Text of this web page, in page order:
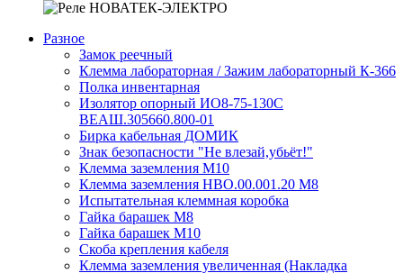
Разное
Замок реечный
Клемма лабораторная / Зажим лабораторный К-366
Полка инвентарная
Изолятор опорный ИО8-75-130С
ВЕАШ.305660.800-01
Бирка кабельная ДОМИК
Знак безопасности "Не влезай,убьёт!"
Клемма заземления М10
Клемма заземления НВО.00.001.20 М8
Испытательная клеммная коробка
Гайка барашек М8
Гайка барашек М10
Скоба крепления кабеля
Клемма заземления увеличенная (Накладка